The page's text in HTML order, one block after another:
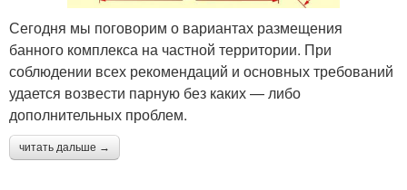
Сегодня мы поговорим о вариантах размещения
банного комплекса на частной территории. При
соблюдении всех рекомендаций и основных требований
удается возвести парную без каких — либо
дополнительных проблем.
читать дальше →